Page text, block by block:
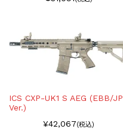
ICS CXP-UK1 S AEG (EBB/JP
Ver.)
¥42,067(税込)